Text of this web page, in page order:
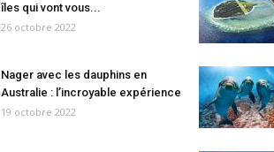
îles qui vont vous...
26 octobre 2022
Nager avec les dauphins en
Australie : l’incroyable expérience
19 octobre 2022